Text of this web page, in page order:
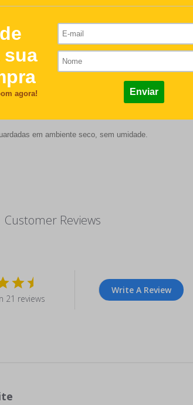
uma série de fatores, como quantidade de
em ambiente seco, sem umidade.
Customer Reviews
21 reviews
Write A Review